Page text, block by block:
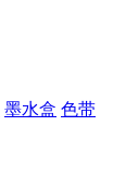
墨水盒 色带